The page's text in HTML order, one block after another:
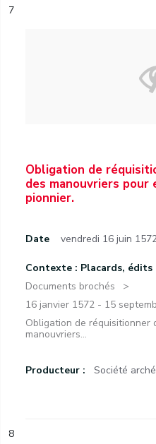
7
Obligation de
des manouvriers
pionnier.
Date vendredi 16 juin
Contexte : Placards,
Documents brochés
16 janvier 1572 - 15
Obligation de réquisitionner
manouvriers...
Producteur : Société
8